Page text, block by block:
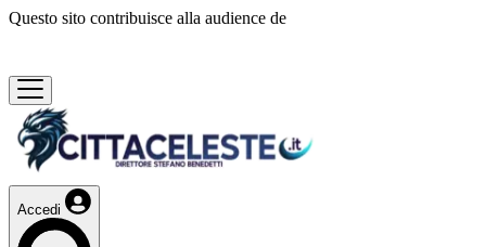
Questo sito contribuisce alla audience de
Accedi